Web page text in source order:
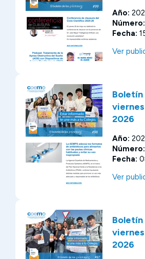
Año:
Número:
Fecha:
Ver
Boletín
2026
Año:
Número:
Fecha:
Ver
Boletín
2026